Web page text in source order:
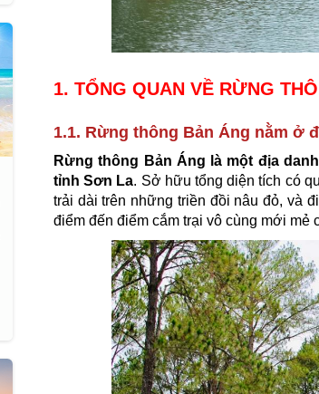
1. TỔNG QUAN VỀ RỪNG
1.1. Rừng thông Bản Áng nằm ở
Rừng thông Bản Áng là một địa
tỉnh Sơn La. Sở hữu tổng diện tích có
trải dài trên những triền đồi nâu đỏ, và
điểm đến điểm cắm trại vô cùng mới mẻ